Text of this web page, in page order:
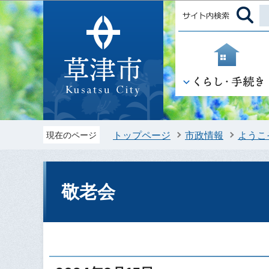
現在のページ トップページ 市政情報 よう
敬老会